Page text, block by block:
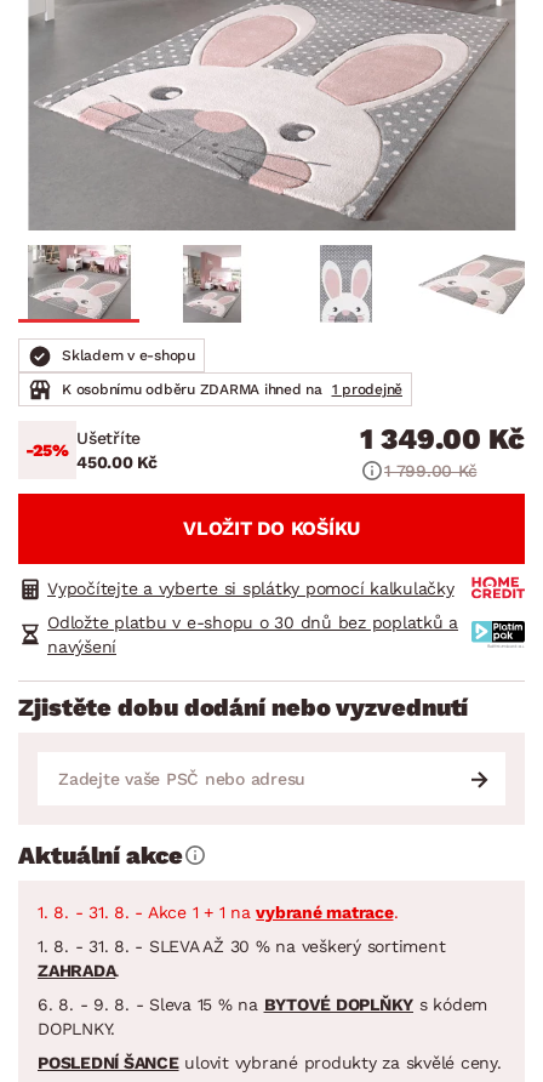
Skladem v e-shopu
K osobnímu odběru ZDARMA ihned na
1 prodejně
-25%
Ušetříte
450.00 Kč
1 349.00 Kč
1 799.00 Kč
VLOŽIT DO KOŠÍKU
Vypočítejte a vyberte si splátky pomocí kalkulačky
Odložte platbu v e-shopu o 30 dnů bez poplatků a
navýšení
Zjistěte dobu dodání nebo vyzvednutí
Aktuální akce
1. 8. - 31. 8. - Akce 1 + 1 navybrané matrace.
1. 8. - 31. 8. - SLEVA AŽ 30 % na veškerý sortiment
ZAHRADA.
6. 8. - 9. 8. - Sleva 15 % na BYTOVÉ DOPLŇKY s kódem
DOPLNKY.
POSLEDNÍ ŠANCEulovit vybrané produkty za skvělé ceny.